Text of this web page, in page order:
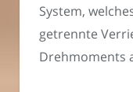
System,
getrennte
Drehmoments